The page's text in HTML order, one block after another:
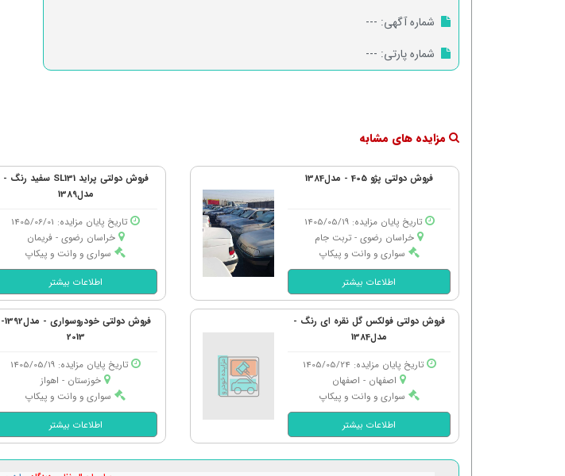
شماره آگهی: ---
شماره پارتی: ---
مزایده های مشابه
فروش دولتی پژو 405 - مدل1384
تاریخ پایان مزایده: 1405/05/19
خراسان رضوی - تربت جام
سواری و وانت و پیکاپ
اطلاعات بیشتر
فروش دولتی پراید SL131 سفید رنگ -
مدل1389
تاریخ پایان مزایده: 1405/06/01
خراسان رضوی - فریمان
سواری و وانت و پیکاپ
اطلاعات بیشتر
فروش دولتی فولکس گل نقره ای رنگ -
مدل1384
تاریخ پایان مزایده: 1405/05/24
اصفهان - اصفهان
سواری و وانت و پیکاپ
اطلاعات بیشتر
فروش دولتی خودروسواری - مدل1392-
2013
تاریخ پایان مزایده: 1405/05/19
خوزستان - اهواز
سواری و وانت و پیکاپ
اطلاعات بیشتر